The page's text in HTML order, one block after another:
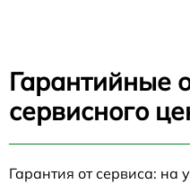
Гарантийные
сервисного
Гарантия от сервиса: на